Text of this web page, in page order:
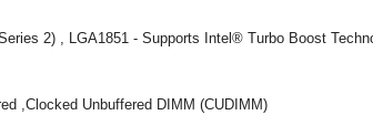
2) , LGA1851 - Supports Intel® Turbo Boost
,Clocked Unbuffered DIMM (CUDIMM)